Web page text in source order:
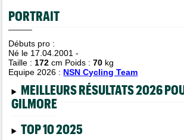
PORTRAIT
Débuts pro :
Né le 17.04.2001 -
Taille : 172 cm Poids :70 kg
Equipe 2026 : NSN Cycling Team
MEILLEURS RÉSULTATS 2026
GILMORE
TOP 10 2025